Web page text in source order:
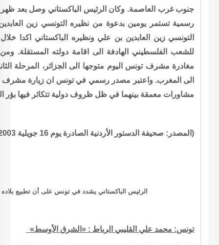
وصل بعد ظهر امس الاول الى العاصمة التونسية في زيارة
التونسي زين العابدين بن علي. واعلن مصدر رسمي ان الرئيس
اكدا خلال محادثاتهما دعم بلديهما للقضية المشروعة
المستقلة. ومن المقرر ان يجتمع الرئيسان مرة ثانية قبل
المرحلة الثانية في جولة في المغرب العربي تقوده ايضا
ان زيارة مشرف الى تونس تمثل فرصة لقائدي البلدين لاجراء
تتكاثر فيها بؤر التوتر.
2003)
على أن تطبيع بلاده مع إسرائيل مشروط بانهاء الاحتلال
الأوسط»